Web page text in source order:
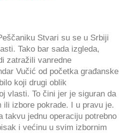
Stvari su se u Srbiji
Tako bar sada izgleda,
zatražili vanredne
Vučić od početka građanske
koji drugi oblik
vlasti. To čini jer je siguran da
izbore pokrade. I u pravu je.
jednu operaciju potrebno
i većinu u svim izbornim